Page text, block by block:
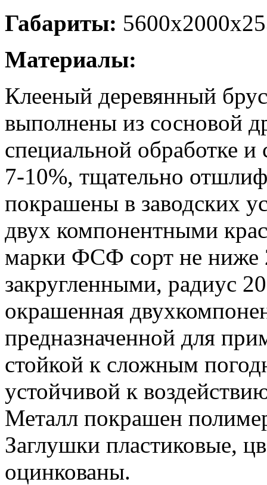
Габариты:
Материалы:
Клееный деревянный
выполнены из сосновой
специальной обработке
7-10%, тщательно
покрашены в заводских
двух компонентными
марки ФСФ сорт не ниже
закругленными, радиус
окрашенная
предназначенной для
стойкой к сложным
устойчивой к
Металл покрашен
Заглушки пластиковые,
оцинкованы.